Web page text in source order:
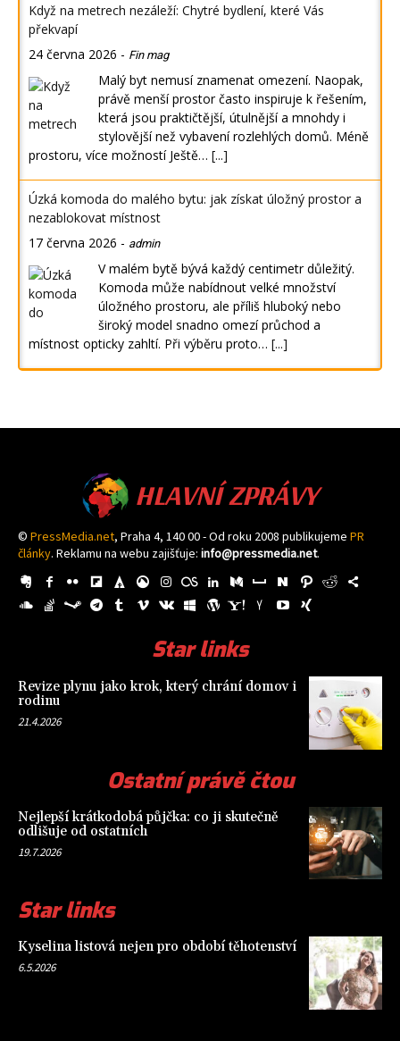
Když na metrech nezáleží: Chytré bydlení, které Vás
překvapí
24 června 2026 - Fin mag
Malý byt nemusí znamenat omezení. Naopak,
právě menší prostor často inspiruje k řešením,
která jsou praktičtější, útulnější a mnohdy i
stylovější než vybavení rozlehlých domů. Méně
prostoru, více možností Ještě… [...]
Úzká komoda do malého bytu: jak získat úložný prostor a
nezablokovat místnost
17 června 2026 - admin
V malém bytě bývá každý centimetr důležitý.
Komoda může nabídnout velké množství
úložného prostoru, ale příliš hluboký nebo
široký model snadno omezí průchod a
místnost opticky zahltí. Při výběru proto… [...]
HLAVNÍ ZPRÁVY
© PressMedia.net, Praha 4, 140 00 - Od roku 2008 publikujeme PR
články. Reklamu na webu zajišťuje: info@pressmedia.net.
Star links
Revize plynu jako krok, který chrání domov i
rodinu
21.4.2026
Ostatní právě čtou
Nejlepší krátkodobá půjčka: co ji skutečně
odlišuje od ostatních
19.7.2026
Star links
Kyselina listová nejen pro období těhotenství
6.5.2026